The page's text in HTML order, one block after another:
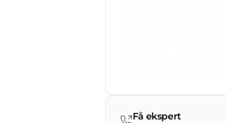
Få ekspert